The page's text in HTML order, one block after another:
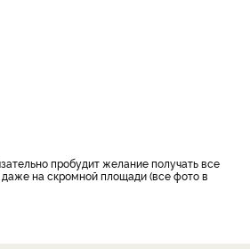
на скромной площади (все фото в